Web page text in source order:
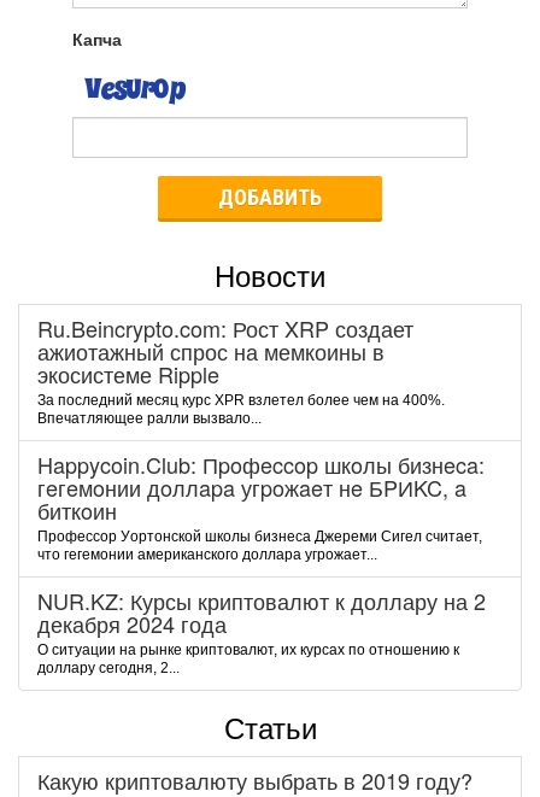
Капча
ДОБАВИТЬ
Новости
Ru.Beincrypto.com: Рост XRP создает
ажиотажный спрос на мемкоины в
экосистеме Ripple
За последний месяц курс XPR взлетел более чем на 400%.
Впечатляющее ралли вызвало...
Happycoin.Club: Пpoфeccop шкoлы бизнeca:
гeгeмoнии дoллapa угpoжaeт нe БPИKC, a
биткoин
Пpoфeccop Уopтoнcкoй шкoлы бизнeca Джepeми Cигeл cчитaeт,
чтo гeгeмoнии aмepикaнcкoгo дoллapa угpoжaeт...
NUR.KZ: Курсы криптовалют к доллару на 2
декабря 2024 года
О ситуации на рынке криптовалют, их курсах по отношению к
доллару сегодня, 2...
Статьи
Какую криптовалюту выбрать в 2019 году?